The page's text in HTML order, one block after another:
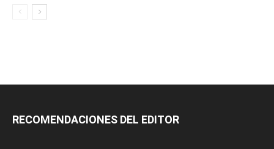
RECOMENDACIONES DEL EDITOR